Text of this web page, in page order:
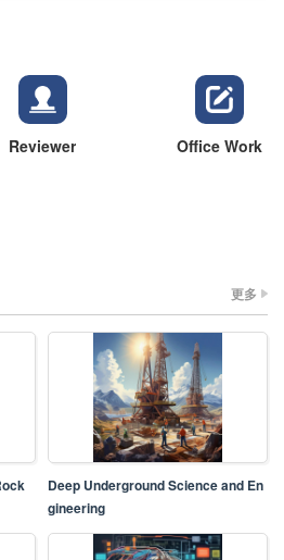
Reviewer Office Work
Deep Underground Science and En
gineering
更多